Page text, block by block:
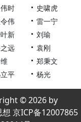
时
史啸虎
伟
雷一宁
新
刘瑜
远
袁刚
郑秉文
平 杨光
© 2026 by
京ICP备12007865